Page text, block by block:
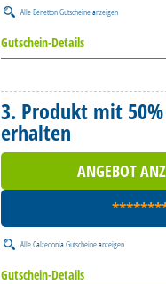
AlleBenetton Gutscheineanzeigen
Gutschein-Details
3. Produkt mit
erhalten
ANGEBOT
AlleCalzedonia Gutscheineanzeigen
Gutschein-Details